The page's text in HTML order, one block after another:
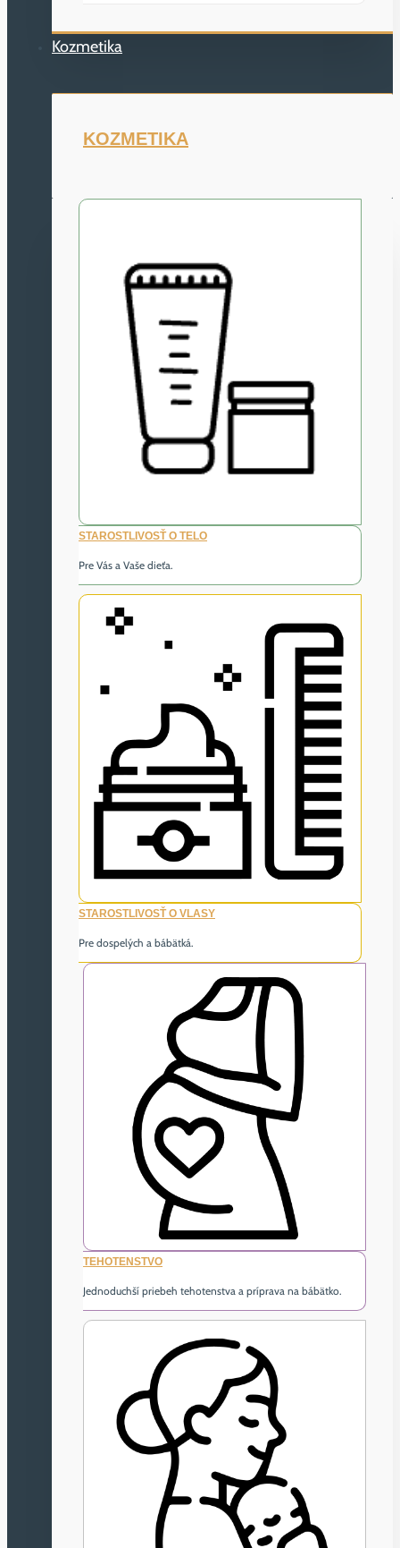
Kozmetika
KOZMETIKA
STAROSTLIVOSŤ O TELO
Pre Vás a Vaše dieťa.
STAROSTLIVOSŤ O VLASY
Pre dospelých a bábätká.
TEHOTENSTVO
Jednoduchší priebeh tehotenstva a príprava na bábätko.